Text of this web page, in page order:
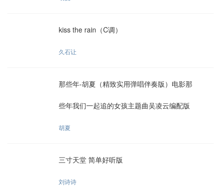
kiss the rain（C调）
久石让
那些年-胡夏（精致实用弹唱伴奏版）电影那
些年我们一起追的女孩主题曲吴凌云编配版
胡夏
三寸天堂 简单好听版
刘诗诗